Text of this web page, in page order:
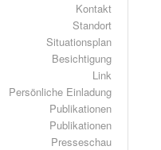
Kontakt
Standort
Situationsplan
Besichtigung
Link
Persönliche Einladung
Publikationen
Publikationen
Presseschau